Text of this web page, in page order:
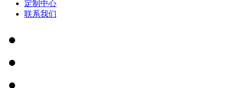
定制中心
联系我们